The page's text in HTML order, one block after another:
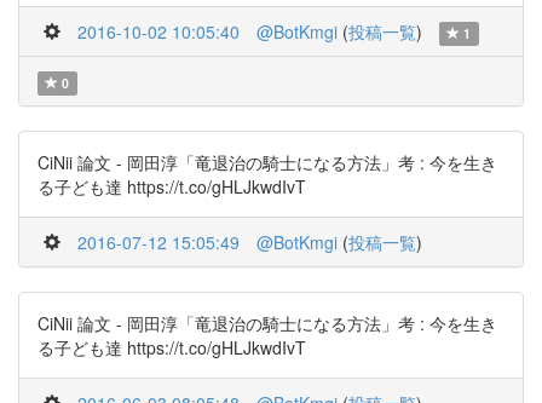
2016-10-02 10:05:40 @BotKmgi (投稿一覧) 1
0
CiNii 論文 - 岡田淳「竜退治の騎士になる方法」考 : 今を生き
る子ども達 https://t.co/gHLJkwdIvT
2016-07-12 15:05:49 @BotKmgi (投稿一覧)
CiNii 論文 - 岡田淳「竜退治の騎士になる方法」考 : 今を生き
る子ども達 https://t.co/gHLJkwdIvT